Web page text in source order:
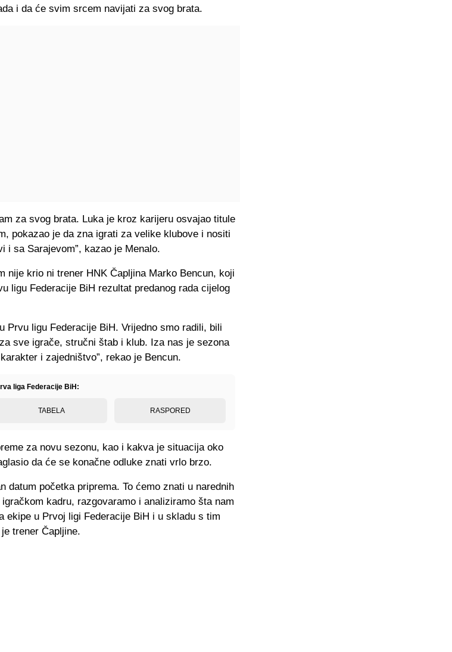
i da će svim srcem navijati za svog brata.
za svog brata. Luka je kroz karijeru osvajao titule
pokazao je da zna igrati za velike klubove i nositi
i sa Sarajevom”, kazao je Menalo.
nije krio ni trener HNK Čapljina Marko Bencun, koji
ligu Federacije BiH rezultat predanog rada cijelog
Prvu ligu Federacije BiH. Vrijedno smo radili, bili
sve igrače, stručni štab i klub. Iza nas je sezona
i zajedništvo”, rekao je Bencun.
liga Federacije BiH:
TABELA RASPORED
za novu sezonu, kao i kakva je situacija oko
da će se konačne odluke znati vrlo brzo.
datum početka priprema. To ćemo znati u narednih
kadru, razgovaramo i analiziramo šta nam
ekipe u Prvoj ligi Federacije BiH i u skladu s tim
trener Čapljine.